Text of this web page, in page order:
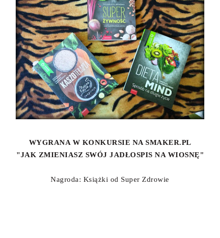
WYGRANA W KONKURSIE NA SMAKER.PL
"JAK ZMIENIASZ SWÓJ JADŁOSPIS NA WIOSNĘ"
Nagroda: Książki od Super Zdrowie